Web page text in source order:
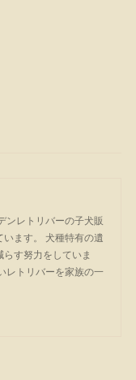
ンレトリバーの子犬販
ます。 犬種特有の遺
す努力をしていま
レトリバーを家族の一